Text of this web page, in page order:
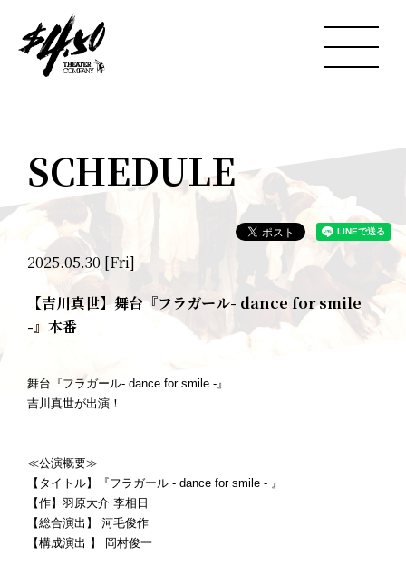
SCHEDULE
2025.05.30 [Fri]
【吉川真世】舞台『フラガール- dance for smile
-』本番
舞台『フラガール- dance for smile -』
吉川真世が出演！
≪公演概要≫
【タイトル】『フラガール - dance for smile - 』
【作】羽原大介 李相日
【総合演出】 河毛俊作
【構成演出 】 岡村俊一